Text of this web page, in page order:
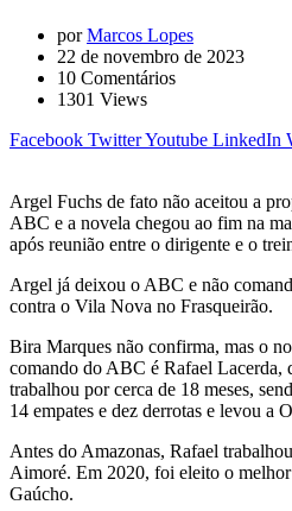
porMarcos Lopes
22 de novembro de 2023
10 Comentários
1301 Views
Facebook TwitterYoutube LinkedIn
Argel Fuchs de fato não aceitou a
ABC e a novela chegou ao fim na
após reunião entre o dirigente e o
Argel já deixou o ABC e não
contra o Vila Nova no Frasqueirão.
Bira Marques não confirma, mas o
comando do ABC é Rafael Lacerda,
trabalhou por cerca de 18 meses,
14 empates e dez derrotas e levou a
Antes do Amazonas, Rafael
Aimoré. Em 2020, foi eleito o
Gaúcho.